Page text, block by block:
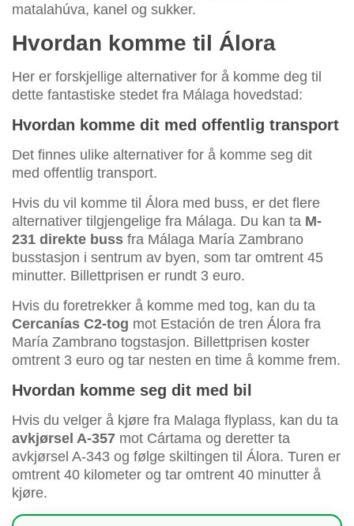
matalahúva, kanel og sukker.
Hvordan komme til Álora
Her er forskjellige alternativer for å komme deg til
dette fantastiske stedet fra Málaga hovedstad:
Hvordan komme dit med offentlig transport
Det finnes ulike alternativer for å komme seg dit
med offentlig transport.
Hvis du vil komme til Álora med buss, er det flere
alternativer tilgjengelige fra Málaga. Du kan ta M-
231 direkte buss fra Málaga María Zambrano
busstasjon i sentrum av byen, som tar omtrent 45
minutter. Billettprisen er rundt 3 euro.
Hvis du foretrekker å komme med tog, kan du ta
Cercanías C2-tog mot Estación de tren Álora fra
María Zambrano togstasjon. Billettprisen koster
omtrent 3 euro og tar nesten en time å komme frem.
Hvordan komme seg dit med bil
Hvis du velger å kjøre fra Malaga flyplass, kan du ta
avkjørsel A-357 mot Cártama og deretter ta
avkjørsel A-343 og følge skiltingen til Álora. Turen er
omtrent 40 kilometer og tar omtrent 40 minutter å
kjøre.